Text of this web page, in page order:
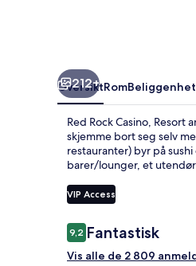
212+
OversiktRomBeliggenhet
Red Rock Casino, Resort
skjemme bort seg selv
restauranter) byr på
barer/lounger, et
VIP Access
Anmeldelser
9,29,2 av 10 –
Fantastisk
Vis alle de 2 809